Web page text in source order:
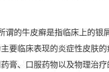
谓的牛皮癣是指临床上的银
要临床表现的炎症性皮肤
膏、口服药物以及物理治疗